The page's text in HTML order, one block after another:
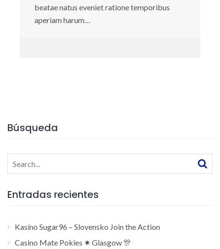
beatae natus eveniet ratione temporibus
aperiam harum…
Búsqueda
Search
for:
Entradas recientes
Kasíno Sugar96 – Slovensko Join the Action
Casino Mate Pokies ✷ Glasgow 🎊